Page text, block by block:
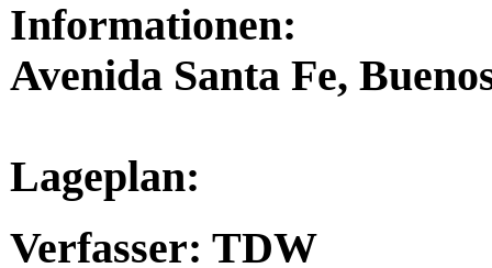
Informationen:
Avenida Santa Fe,
Lageplan:
Verfasser: TDW